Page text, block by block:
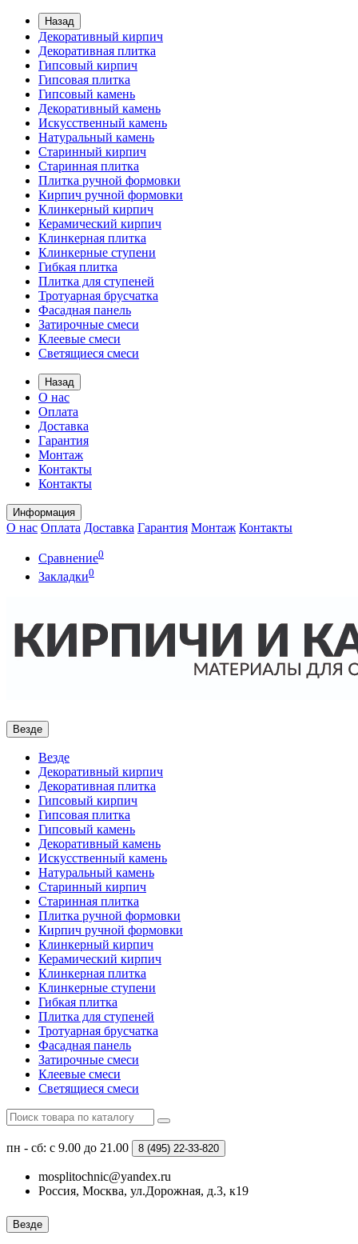
Назад
Декоративный кирпич
Декоративная плитка
Гипсовый кирпич
Гипсовая плитка
Гипсовый камень
Декоративный камень
Искусственный камень
Натуральный камень
Старинный кирпич
Старинная плитка
Плитка ручной формовки
Кирпич ручной формовки
Клинкерный кирпич
Керамический кирпич
Клинкерная плитка
Клинкерные ступени
Гибкая плитка
Плитка для ступеней
Тротуарная брусчатка
Фасадная панель
Затирочные смеси
Клеевые смеси
Светящиеся смеси
Назад
О нас
Оплата
Доставка
Гарантия
Монтаж
Контакты
Контакты
Информация
О нас Оплата Доставка Гарантия Монтаж Контакты
Сравнение0
Закладки0
Везде
Везде
Декоративный кирпич
Декоративная плитка
Гипсовый кирпич
Гипсовая плитка
Гипсовый камень
Декоративный камень
Искусственный камень
Натуральный камень
Старинный кирпич
Старинная плитка
Плитка ручной формовки
Кирпич ручной формовки
Клинкерный кирпич
Керамический кирпич
Клинкерная плитка
Клинкерные ступени
Гибкая плитка
Плитка для ступеней
Тротуарная брусчатка
Фасадная панель
Затирочные смеси
Клеевые смеси
Светящиеся смеси
пн - сб: с 9.00 до 21.00 8 (495) 22-33-820
mosplitochnic@yandex.ru
Россия, Москва, ул.Дорожная, д.3, к19
Везде